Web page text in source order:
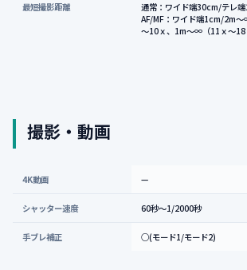
最短撮影距離
通常：ワイド端30cm/テレ
AF/MF：ワイド端1cm/2m
～10ｘ、1m～∞（11ｘ～18
撮影・動画
4K動画 —
シャッター速度 60秒～1/2000秒
手ブレ補正 ○(モード1/モード2)